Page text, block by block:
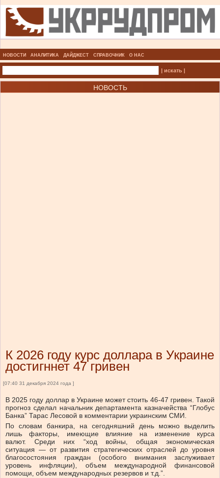
НОВОСТИ АНАЛИТИКА ДАЙДЖЕСТ СПРАВОЧНИК О НАС
| искать |
НОВОСТЬ
К 2026 году курс доллара в Украине
достигннет 47 гривен
[07:40 31 декабря 2024 года ]
В 2025 году доллар в Украине может стоить 46-47 гривен. Такой
прогноз сделал начальник департамента казначейства “Глобус
Банка” Тарас Лесовой в комментарии украинским СМИ.
По словам банкира, на сегодняшний день можно выделить
лишь факторы, имеющие влияние на изменение курса
валют. Среди них “ход войны, общая экономическая
ситуация — от развития стратегических отраслей до уровня
благосостояния граждан (особого внимания заслуживает
уровень инфляции), объем международной финансовой
помощи, объем международных резервов и т.д.”.